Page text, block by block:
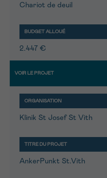
Chariot de deuil
2.447 €
Klinik St Josef St Vith
AnkerPunkt St.Vith